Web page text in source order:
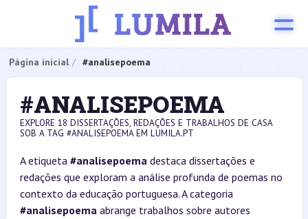
Página inicial #analisepoema
#ANALISEPOEMA
EXPLORE 18 DISSERTAÇÕES, REDAÇÕES E TRABALHOS DE CASA
SOB A TAG #ANALISEPOEMA EM LUMILA.PT
A etiqueta #analisepoemadestaca dissertações e
redações que exploram a análise profunda de poemas no
contexto da educação portuguesa. A categoria
#analisepoemaabrange trabalhos sobre autores